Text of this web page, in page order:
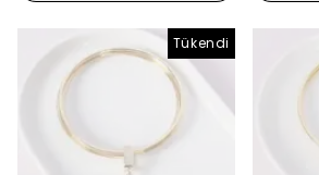
Tükendi